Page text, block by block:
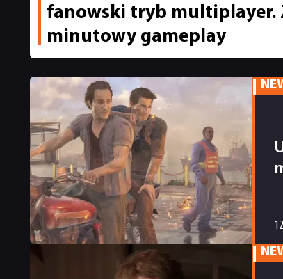
fanowski tryb multiplayer.
minutowy gameplay